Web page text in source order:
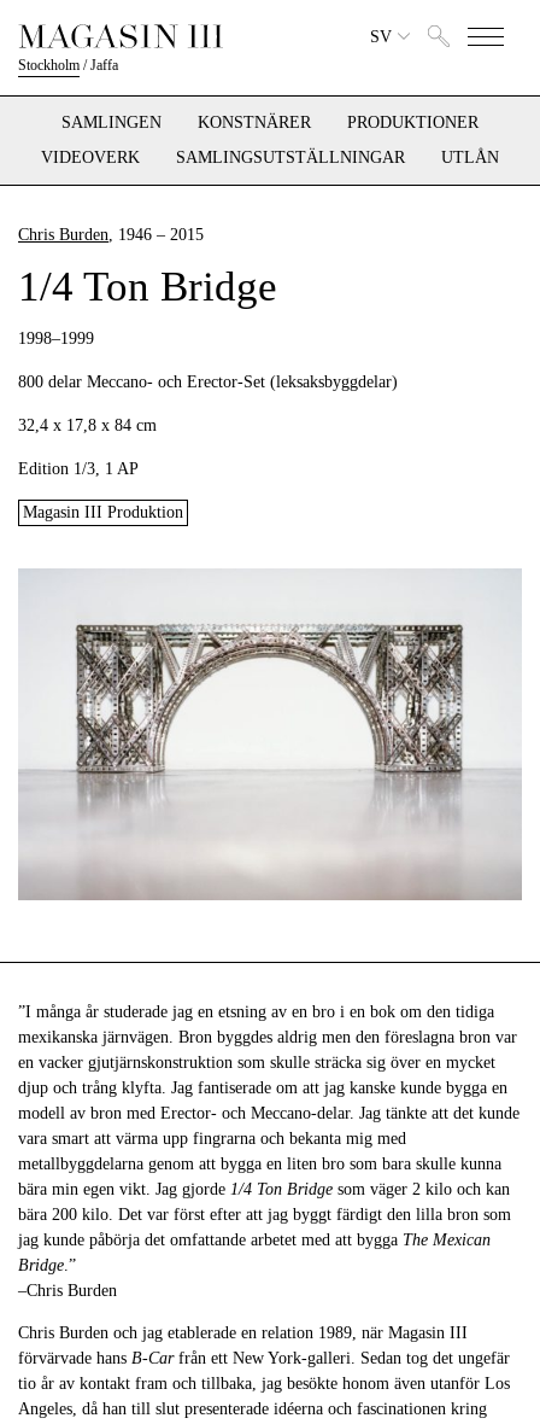
Stockholm /Jaffa
SV
SAMLINGEN KONSTNÄRER
PRODUKTIONER
VIDEOVERK
SAMLINGSUTSTÄLLNINGAR UTLÅN
Chris Burden, 1946 – 2015
1/4 Ton Bridge
1998–1999
800 delar Meccano- och Erector-Set (leksaksbyggdelar)
32,4 x 17,8 x 84 cm
Edition 1/3, 1 AP
Magasin III Produktion
”I många år studerade jag en etsning av en bro i en bok om den tidiga
mexikanska järnvägen. Bron byggdes aldrig men den föreslagna bron var
en vacker gjutjärnskonstruktion som skulle sträcka sig över en mycket
djup och trång klyfta. Jag fantiserade om att jag kanske kunde bygga en
modell av bron med Erector- och Meccano-delar. Jag tänkte att det kunde
vara smart att värma upp fingrarna och bekanta mig med
metallbyggdelarna genom att bygga en liten bro som bara skulle kunna
bära min egen vikt. Jag gjorde 1/4 Ton Bridge som väger 2 kilo och kan
bära 200 kilo. Det var först efter att jag byggt färdigt den lilla bron som
jag kunde påbörja det omfattande arbetet med att bygga The Mexican
Bridge.”
–Chris Burden
Chris Burden och jag etablerade en relation 1989, när Magasin III
förvärvade hans B-Carfrån ett New York-galleri. Sedan tog det ungefär
tio år av kontakt fram och tillbaka, jag besökte honom även utanför Los
Angeles, då han till slut presenterade idéerna och fascinationen kring